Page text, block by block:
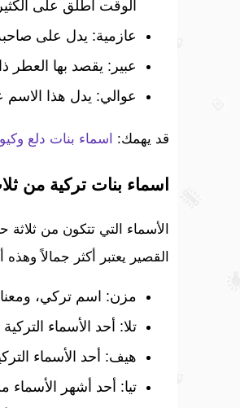
الوقت أطلق على
عازمية: يدل على
عبير: يقصد بها العطر
عوالي: يدل هذا
قد يهمك: اسماء بنات دلع
اسماء بنات تركية من
الأسماء التي تتكون من
القصير يعتبر أكثر جمالاً
مزن: اسم تركي،
تلا: أحد الأسماء
هيف: أحد الأسماء
تيا: أحد أشهر